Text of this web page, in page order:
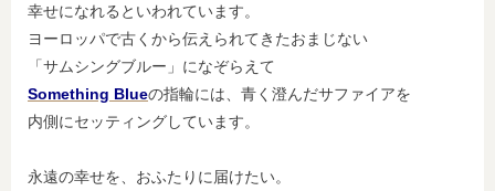
幸せになれるといわれています。
ヨーロッパで古くから伝えられてきたおまじない
「サムシングブルー」になぞらえて
Something Blueの指輪には、青く澄んだサファイアを
内側にセッティングしています。
永遠の幸せを、おふたりに届けたい。